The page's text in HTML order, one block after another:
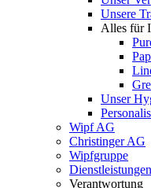
Unsere
Alles für
Unser
Wipf AG
Christinger AG
Wipfgruppe
Dienstleistungen
Verantwortung